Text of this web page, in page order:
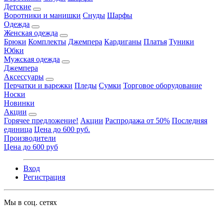
Детские
Воротники и манишки Снуды Шарфы
Одежда
Женская одежда
Брюки Комплекты Джемпера Кардиганы Платья Туники
Юбки
Мужская одежда
Джемпера
Аксессуары
Перчатки и варежки Пледы Сумки Торговое оборудование
Носки
Новинки
Акции
Горячее предложение! Акции Распродажа от 50% Последняя
единица Цена до 600 руб.
Производители
Цена до 600 руб
Вход
Регистрация
Мы в соц. сетях